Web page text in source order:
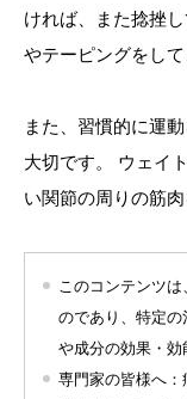
ければ、また捻挫
やテーピングをし
また、習慣的に運
大切です。 ウェイ
い関節の周りの筋
このコンテンツ
のであり、特定
や成分の効果・
専門家の皆様へ